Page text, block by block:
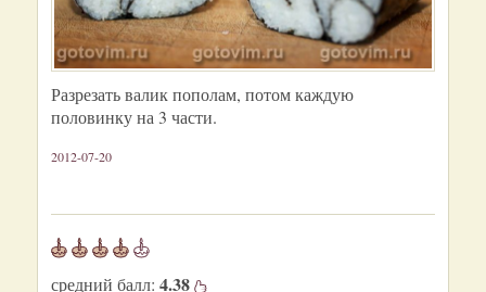
Разрезать валик пополам, потом каждую
половинку на 3 части.
2012-07-20
средний балл: 4.38